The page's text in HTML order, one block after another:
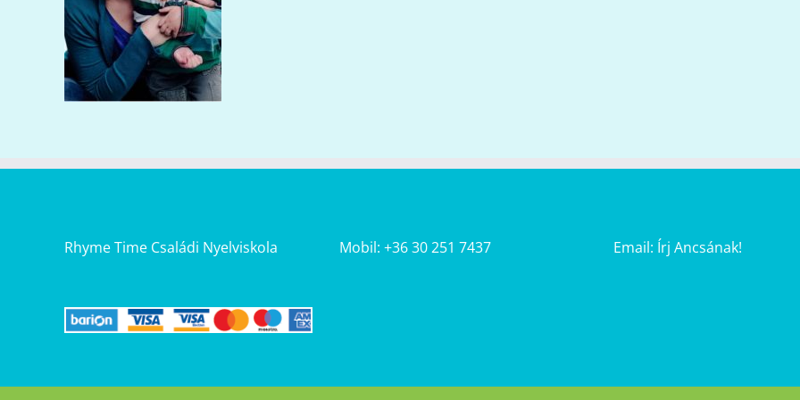
Rhyme Time Családi Nyelviskola Mobil: +36 30 251 7437 Email: Írj Ancsának!